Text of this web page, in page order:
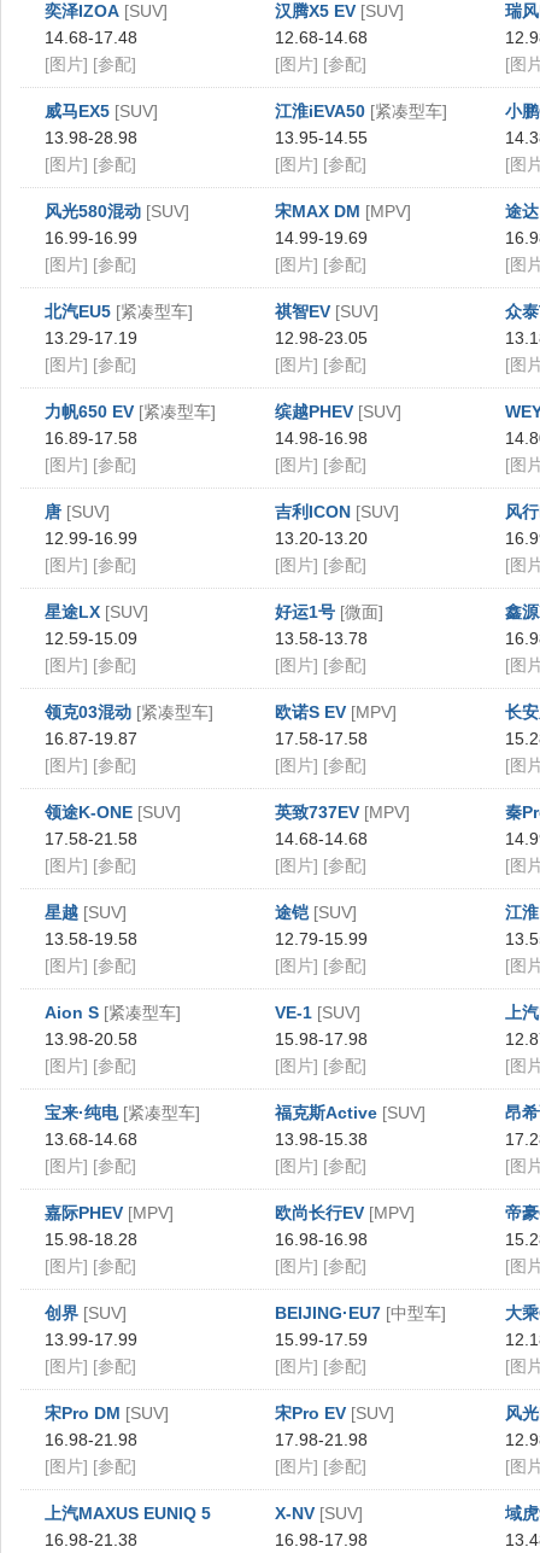
奕泽IZOA [SUV]
14.68-17.48
[图片] [参配]
汉腾X5 EV [SUV]
12.68-14.68
[图片] [参配]
瑞
[图
威马EX5 [SUV]
13.98-28.98
[图片] [参配]
江淮iEVA50 [紧凑型车]
13.95-14.55
[图片] [参配]
小
[图
风光580混动 [SUV]
16.99-16.99
[图片] [参配]
宋MAX DM [MPV]
14.99-19.69
[图片] [参配]
途达
[图
北汽EU5 [紧凑型车]
13.29-17.19
[图片] [参配]
祺智EV [SUV]
12.98-23.05
[图片] [参配]
众
[图
力帆650 EV [紧凑型车]
16.89-17.58
[图片] [参配]
缤越PHEV [SUV]
14.98-16.98
[图片] [参配]
[图
唐 [SUV]
12.99-16.99
[图片] [参配]
吉利ICON [SUV]
13.20-13.20
[图片] [参配]
风
[图
星途LX [SUV]
12.59-15.09
[图片] [参配]
好运1号 [微面]
13.58-13.78
[图片] [参配]
鑫
[图
领克03混动 [紧凑型车]
16.87-19.87
[图片] [参配]
欧诺S EV [MPV]
17.58-17.58
[图片] [参配]
长
[图
领途K-ONE [SUV]
17.58-21.58
[图片] [参配]
英致737EV [MPV]
14.68-14.68
[图片] [参配]
秦
[图
星越 [SUV]
13.58-19.58
[图片] [参配]
途铠 [SUV]
12.79-15.99
[图片] [参配]
江
[图
Aion S [紧凑型车]
13.98-20.58
[图片] [参配]
VE-1 [SUV]
15.98-17.98
[图片] [参配]
上
[图
宝来·纯电 [紧凑型车]
13.68-14.68
[图片] [参配]
福克斯Active [SUV]
13.98-15.38
[图片] [参配]
昂
[图
嘉际PHEV [MPV]
15.98-18.28
[图片] [参配]
欧尚长行EV [MPV]
16.98-16.98
[图片] [参配]
帝
[图
创界 [SUV]
13.99-17.99
[图片] [参配]
BEIJING·EU7 [中型车]
15.99-17.59
[图片] [参配]
大
[图
宋Pro DM [SUV]
16.98-21.98
[图片] [参配]
宋Pro EV [SUV]
17.98-21.98
[图片] [参配]
风
[图
上汽MAXUS EUNIQ 5
[MPV]
16.98-21.38
X-NV [SUV]
16.98-17.98
域